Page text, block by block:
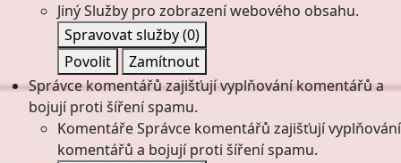
JinýSlužby pro zobrazení webového obsahu.
Spravovat služby(0)
Povolit
Zamítnout
Správce komentářů zajišťují vyplňování komentářů a
bojují proti šíření spamu.
KomentářeSprávce komentářů zajišťují vyplňování
komentářů a bojují proti šíření spamu.